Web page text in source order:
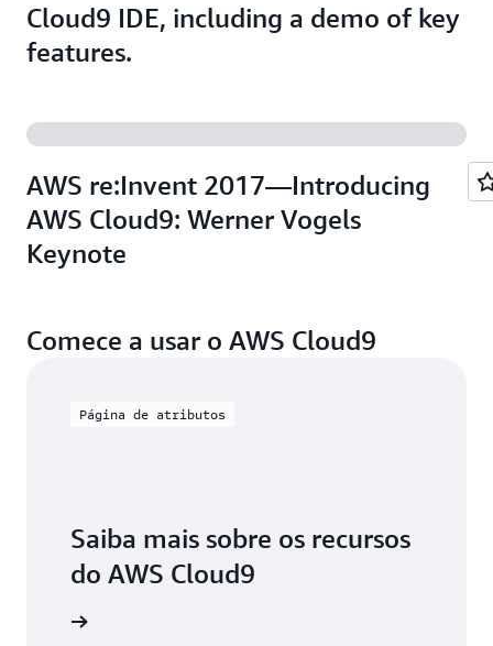
Cloud9 IDE, including a demo of key
features.
AWS re:Invent 2017—Introducing
AWS Cloud9: Werner Vogels
Keynote
Comece a usar o AWS Cloud9
Página de atributos
Saiba mais sobre os recursos
do AWS Cloud9